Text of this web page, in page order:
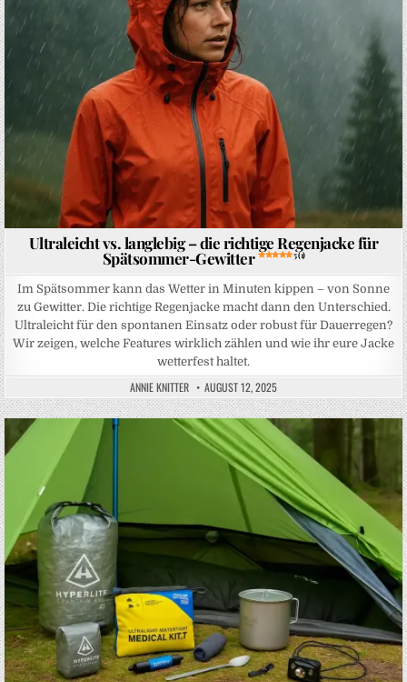
Ultraleicht vs. langlebig – die richtige Regenjacke für
Spätsommer-Gewitter 5 (1)
Im Spätsommer kann das Wetter in Minuten kippen – von Sonne
zu Gewitter. Die richtige Regenjacke macht dann den Unterschied.
Ultraleicht für den spontanen Einsatz oder robust für Dauerregen?
Wir zeigen, welche Features wirklich zählen und wie ihr eure Jacke
wetterfest haltet.
ANNIE KNITTER AUGUST 12, 2025
Posted in